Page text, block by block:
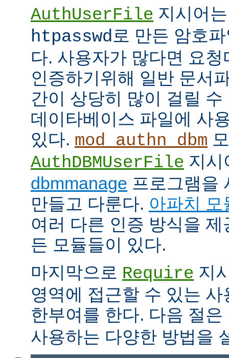
AuthUserFile 지시어
htpasswd 로 만든 암호
다. 사용자가 많다면 요
인증하기위해 일반 문서
간이 상당히 많이 걸릴
데이타베이스 파일에 사
있다. mod_authn_dbm
AuthDBMUserFile 지시
dbmmanage 프로그램을
만들고 다룬다. 아파치
여러 다른 인증 방식을
든 모듈들이 있다.
마지막으로 Require 지
영역에 접근할 수 있는
한부여를 한다. 다음 절은
사용하는 다양한 방법을